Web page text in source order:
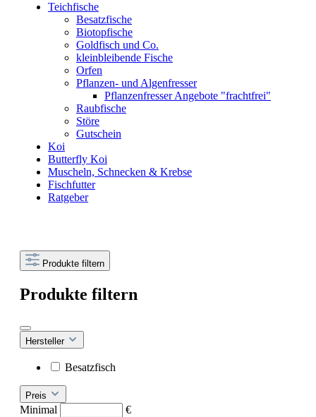
Teichfische
Besatzfische
Biotopfische
Goldfisch und Co.
kleinbleibende Fische
Orfen
Pflanzen- und Algenfresser
Pflanzenfresser Angebote "frachtfrei"
Raubfische
Störe
Gutschein
Koi
Butterfly Koi
Muscheln, Schnecken & Krebse
Fischfutter
Ratgeber
Produkte filtern
Produkte filtern
Hersteller
Besatzfisch
Preis
Minimal
€